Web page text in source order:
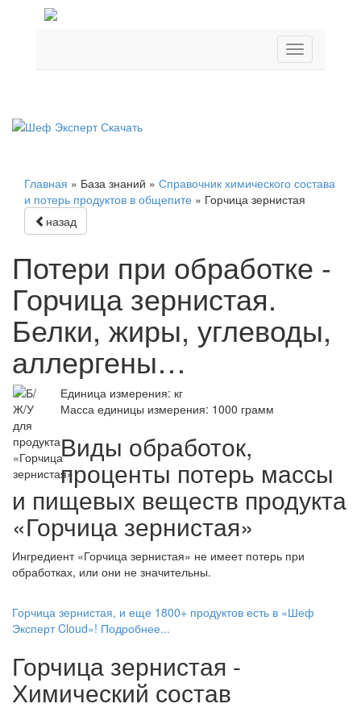
Главная » База знаний » Справочник химического состава
и потерь продуктов в общепите » Горчица зернистая
назад
Потери при обработке -
Горчица зернистая.
Белки, жиры, углеводы,
аллергены…
Единица измерения: кг
Масса единицы измерения: 1000 грамм
Виды обработок,
проценты потерь массы
и пищевых веществ продукта
«Горчица зернистая»
Ингредиент «Горчица зернистая» не имеет потерь при
обработках, или они не значительны.
Горчица зернистая, и еще 1800+ продуктов есть в «Шеф
Эксперт Cloud»! Подробнее...
Горчица зернистая -
Химический состав